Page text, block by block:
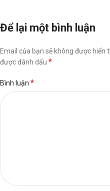
Để lại một bình luận
Email của bạn sẽ không được hiển
được đánh dấu *
Bình luận *